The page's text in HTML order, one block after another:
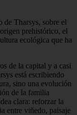
de Tharsys, sobre el
prehistórico, el
ecológica que ha
de la capital y a casi
está escribiendo
sino una evolución
de la familia
clara: reforzar la
entre viñedo, paisaje